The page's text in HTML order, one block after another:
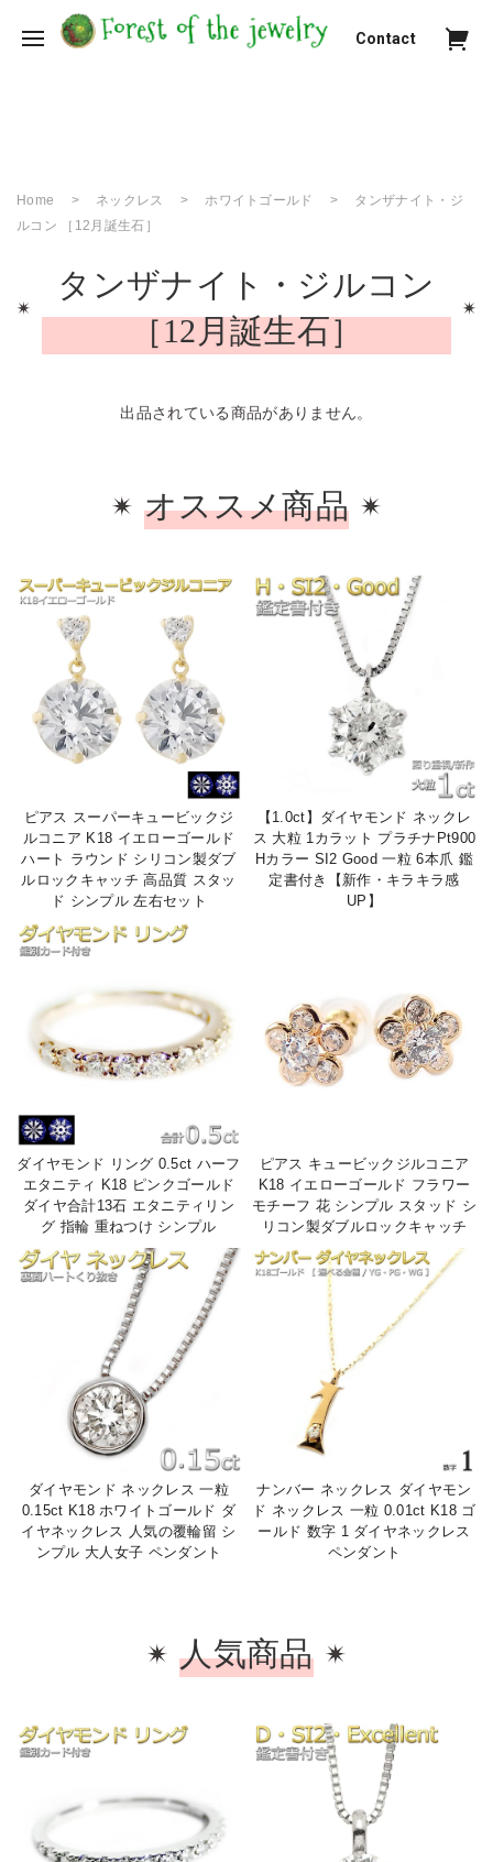
Contact
Home ネックレス ホワイトゴールド
タンザナイト・ジ
ルコン ［12月誕生石］
タンザナイト・ジルコン
［12月誕生石］
出品されている商品がありません。
オススメ商品
ピアス スーパーキュービックジ
ルコニア K18 イエローゴールド
ハート ラウンド シリコン製ダブ
ルロックキャッチ 高品質 スタッ
ド シンプル 左右セット
【1.0ct】ダイヤモンド ネックレ
ス 大粒 1カラット プラチナPt900
Hカラー SI2 Good 一粒 6本爪 鑑
定書付き【新作・キラキラ感
UP】
ダイヤモンド リング 0.5ct ハーフ
エタニティ K18 ピンクゴールド
ダイヤ合計13石 エタニティリン
グ 指輪 重ねつけ シンプル
ピアス キュービックジルコニア
K18 イエローゴールド フラワー
モチーフ 花 シンプル スタッド シ
リコン製ダブルロックキャッチ
ダイヤモンド ネックレス 一粒
0.15ct K18 ホワイトゴールド ダ
イヤネックレス 人気の覆輪留 シ
ンプル 大人女子 ペンダント
ナンバー ネックレス ダイヤモン
ド ネックレス 一粒 0.01ct K18 ゴ
ールド 数字 1 ダイヤネックレス
ペンダント
人気商品